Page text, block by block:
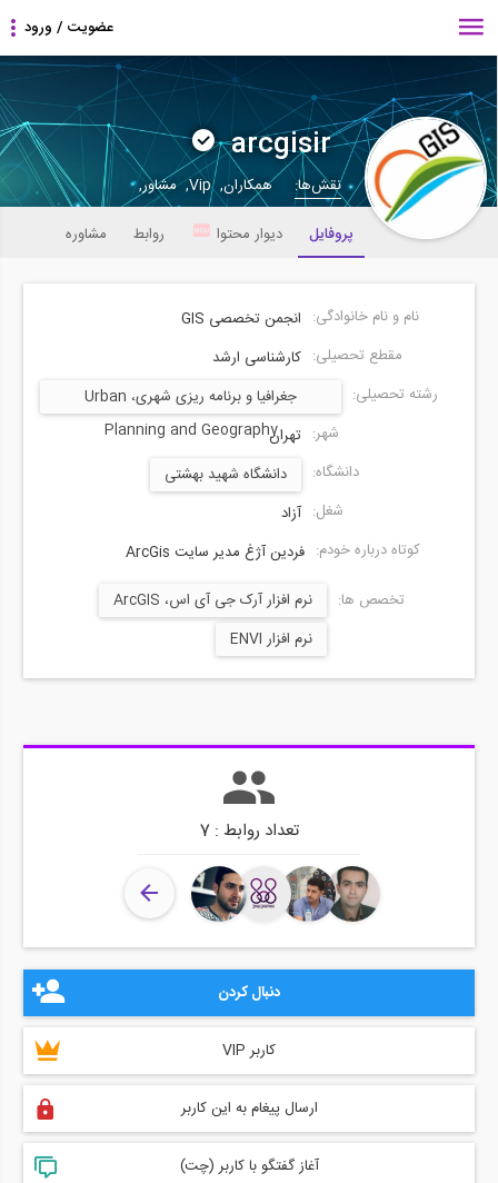
arcgisir
نقش‌ها:
همکاران, Vip, مشاور,
پروفایل
دیوار محتوا روابط مشاوره
نام و نام خانوادگی: انجمن تخصصی GIS
مقطع تحصیلی: کارشناسی ارشد
رشته تحصیلی:
جغرافیا و برنامه ریزی شهری، Urban
Planning and Geography
شهر: تهران
دانشگاه:
دانشگاه شهید بهشتی
شغل: آزاد
کوتاه درباره خودم: فردین آژغ مدیر سایت ArcGis
تخصص ها:
نرم افزار آرک جی آی اس، ArcGIS
نرم افزار ENVI
تعداد روابط : 7
دنبال کردن
کاربر VIP
ارسال پیغام به این کاربر
آغاز گفتگو با کاربر (چت)